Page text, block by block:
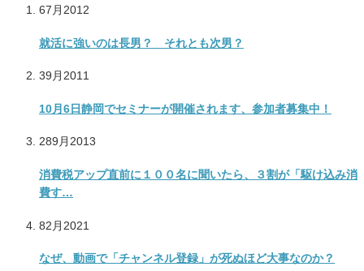
67月 2012
就活に強いのは長男？ それとも次男？
39月 2011
10月6日静岡でセミナーが開催されます、参加者募集中！
289月2013
消費税アップ直前に１００名に聞いたら、３割が「駆け込み消
費す…
82月 2021
なぜ、動画で「チャンネル登録」が死ぬほど大事なのか？